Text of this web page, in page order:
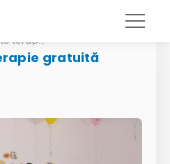
Zâmbetul este terapie gratuită pentru suflet
gratuită